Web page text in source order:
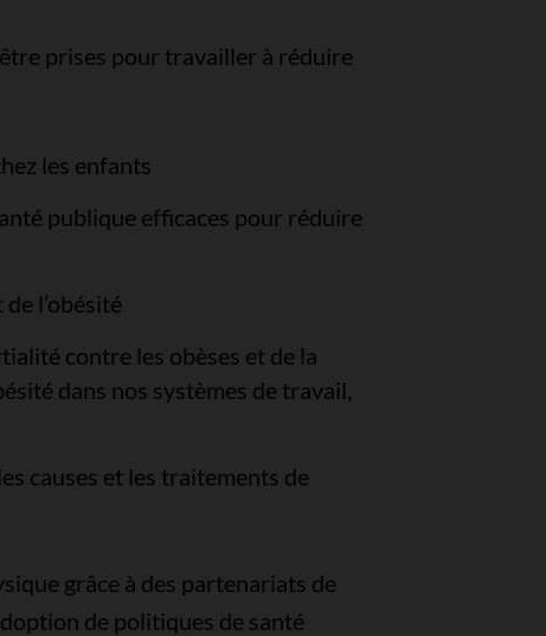
prises pour travailler à réduire
les enfants
publique efficaces pour réduire
l’obésité
contre les obèses et de la
dans nos systèmes de travail,
causes et les traitements de
grâce à des partenariats de
de politiques de santé